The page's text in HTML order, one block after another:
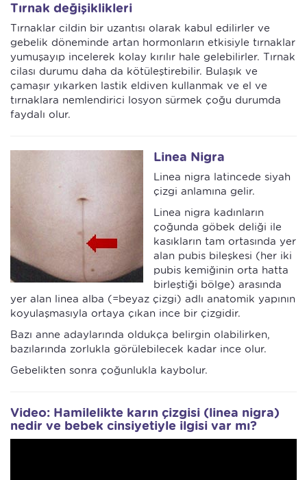
Tırnak değişiklikleri
Tırnaklar cildin bir uzantısı olarak kabul edilirler ve
gebelik döneminde artan hormonların etkisiyle tırnaklar
yumuşayıp incelerek kolay kırılır hale gelebilirler. Tırnak
cilası durumu daha da kötüleştirebilir. Bulaşık ve
çamaşır yıkarken lastik eldiven kullanmak ve el ve
tırnaklara nemlendirici losyon sürmek çoğu durumda
faydalı olur.
Linea Nigra
Linea nigra latincede siyah
çizgi anlamına gelir.
Linea nigra kadınların
çoğunda göbek deliği ile
kasıkların tam ortasında yer
alan pubis bileşkesi (her iki
pubis kemiğinin orta hatta
birleştiği bölge) arasında
yer alan linea alba (=beyaz çizgi) adlı anatomik yapının
koyulaşmasıyla ortaya çıkan ince bir çizgidir.
Bazı anne adaylarında oldukça belirgin olabilirken,
bazılarında zorlukla görülebilecek kadar ince olur.
Gebelikten sonra çoğunlukla kaybolur.
Video: Hamilelikte karın çizgisi (linea nigra)
nedir ve bebek cinsiyetiyle ilgisi var mı?